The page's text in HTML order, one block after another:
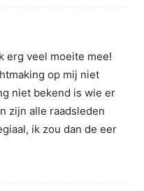
erg veel moeite mee!
op mij niet
niet bekend is wie er
zijn alle raadsleden
ik zou dan de eer